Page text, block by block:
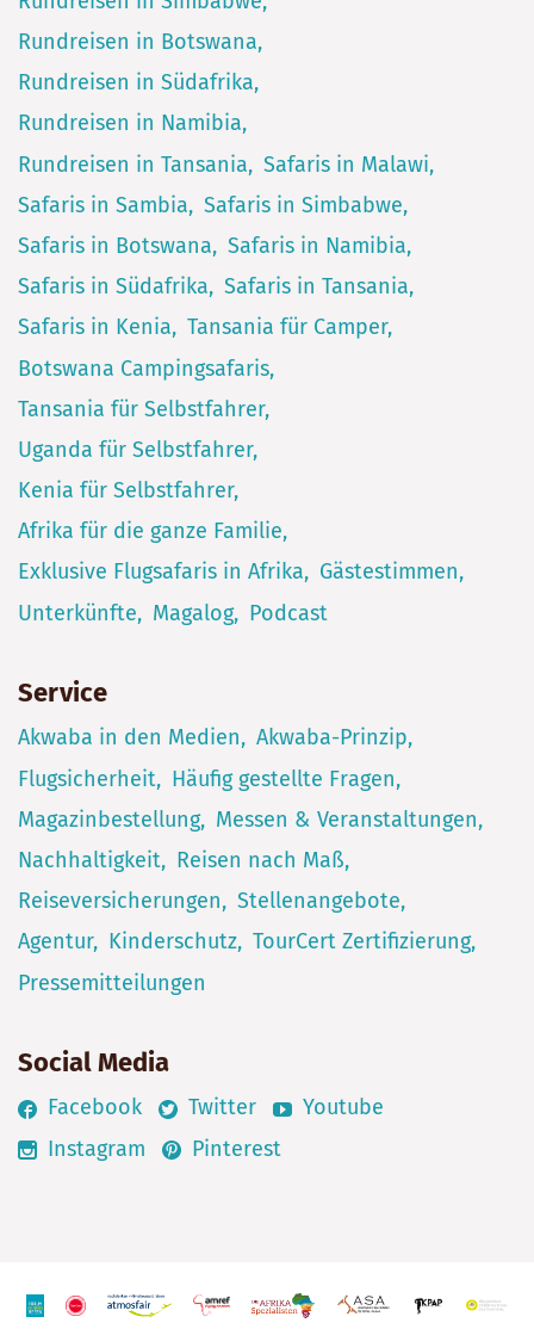
Rundreisen in Botswana
Rundreisen in Südafrika
Rundreisen in Namibia
Rundreisen in Tansania
Safaris in Malawi
Safaris in Sambia
Safaris in Simbabwe
Safaris in Botswana
Safaris in Namibia
Safaris in Südafrika
Safaris in Tansania
Safaris in Kenia
Tansania für Camper
Botswana Campingsafaris
Tansania für Selbstfahrer
Uganda für Selbstfahrer
Kenia für Selbstfahrer
Afrika für die ganze Familie
Exklusive Flugsafaris in Afrika
Gästestimmen
Unterkünfte
Magalog Podcast
Service
Akwaba in den Medien
Akwaba-Prinzip
Flugsicherheit
Häufig gestellte Fragen
Magazinbestellung
Messen & Veranstaltungen
Nachhaltigkeit
Reisen nach Maß
Reiseversicherungen
Stellenangebote
Agentur
Kinderschutz TourCert Zertifizierung
Pressemitteilungen
Social Media
Facebook Twitter
Youtube
Instagram
Pinterest